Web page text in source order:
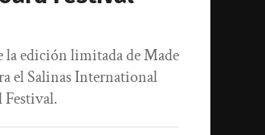
la edición limitada de Made
el Salinas International